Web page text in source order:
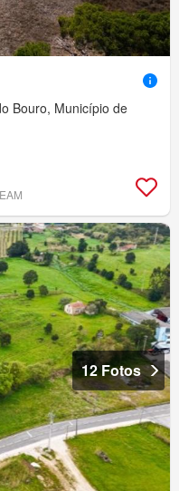
Bouro, Município de
12 Fotos